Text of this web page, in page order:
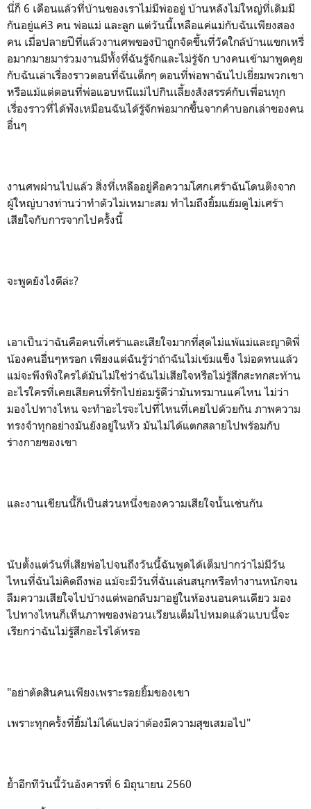
นี่ก็ 6 เดือนแล้วที่บ้านของเราไม่มีพ่ออยู่ บ้านหลังไม่ใหญ่ที่เดิมมี
กันอยู่แค่3 คน พ่อแม่ และลูก แต่วันนี้เหลือแค่แม่กับฉันเพียงสอง
คน เมื่อปลายปีที่แล้วงานศพของป๊าถูกจัดขึ้นที่วัดใกล้บ้านแขกเหรื่
อมากมายมาร่วมงานมีทั้งที่ฉันรู้จักและไม่รู้จัก บางคนเข้ามาพูดคุย
กับฉันเล่าเรื่องราวตอนที่ฉันเด็กๆ ตอนที่พ่อพาฉันไปเยี่ยมพวกเขา
หรือแม้แต่ตอนที่พ่อแอบหนีแม่ไปกินเลี้ยงสังสรรค์กับเพื่อนทุก
เรื่องราวที่ได้ฟังเหมือนฉันได้รู้จักพ่อมากขึ้นจากคำบอกเล่าของคน
อื่นๆ
งานศพผ่านไปแล้ว สิ่งที่เหลืออยู่คือความโศกเศร้าฉันโดนติงจาก
ผู้ใหญ่บางท่านว่าทำตัวไม่เหมาะสม ทำไมถึงยิ้มแย้มดูไม่เศร้า
เสียใจกับการจากไปครั้งนี้
จะพูดยังไงดีล่ะ?
เอาเป็นว่าฉันคือคนที่เศร้าและเสียใจมากที่สุดไม่แพ้แม่และญาติพี่
น้องคนอื่นๆหรอก เพียงแต่ฉันรู้ว่าถ้าฉันไม่เข้มแข็ง ไม่อดทนแล้ว
แม่จะพึงพิงใครได้มันไม่ใช่ว่าฉันไม่เสียใจหรือไม่รู้สึกสะทกสะท้าน
อะไรใครที่เคยเสียคนที่รักไปย่อมรู้ดีว่ามันทรมานแค่ไหน ไม่ว่า
มองไปทางไหน จะทำอะไรจะไปที่ไหนที่เคยไปด้วยกัน ภาพความ
ทรงจำทุกอย่างมันยังอยู่ในหัว มันไม่ได้แตกสลายไปพร้อมกับ
ร่างกายของเขา
และงานเขียนนี้ก็เป็นส่วนหนึ่งของความเสียใจนั้นเช่นกัน
นับตั้งแต่วันที่เสียพ่อไปจนถึงวันนี้ฉันพูดได้เต็มปากว่าไม่มีวัน
ไหนที่ฉันไม่คิดถึงพ่อ แม้จะมีวันที่ฉันเล่นสนุกหรือทำงานหนักจน
ลืมความเสียใจไปบ้างแต่พอกลับมาอยู่ในห้องนอนคนเดียว มอง
ไปทางไหนก็เห็นภาพของพ่อวนเวียนเต็มไปหมดแล้วแบบนี้จะ
เรียกว่าฉันไม่รู้สึกอะไรได้หรอ
"อย่าตัดสินคนเพียงเพราะรอยยิ้มของเขา
เพราะทุกครั้งที่ยิ้มไม่ได้แปลว่าต้องมีความสุขเสมอไป"
ย้ำอีกทีวันนี้วันอังคารที่ 6 มิถุนายน 2560